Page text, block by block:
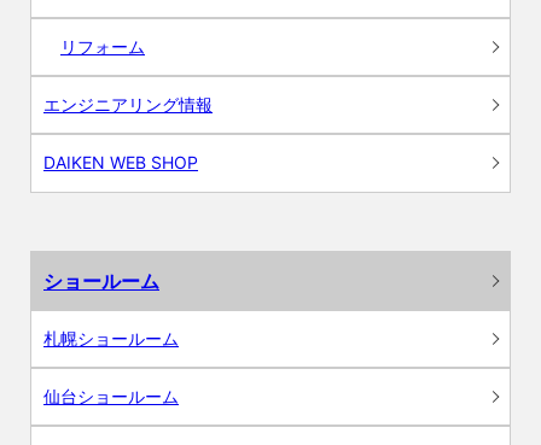
リフォーム
エンジニアリング情報
DAIKEN WEB SHOP
ショールーム
札幌ショールーム
仙台ショールーム